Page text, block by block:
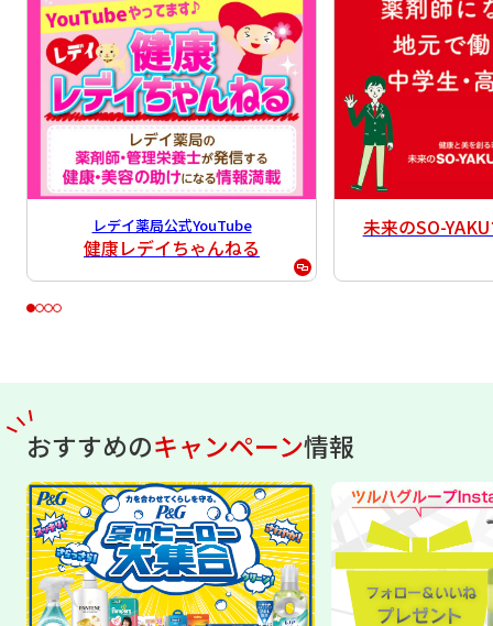
レデイ薬局公式YouTube
健康レデイちゃんねる
未来のSO-
おすすめのキャンペーン情報